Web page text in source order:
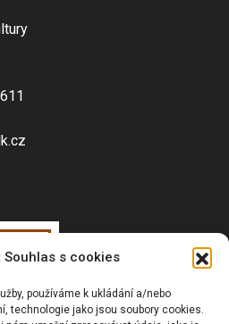
Souhlas s cookies
používáme k ukládání a/nebo
technologie jako jsou soubory cookies.